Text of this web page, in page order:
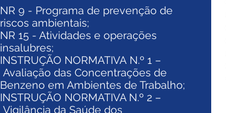
NR 9 - Programa de prevenção de
riscos ambientais;​
NR 15 - Atividades e operações
insalubres;​
INSTRUÇÃO NORMATIVA N.º 1 –
Avaliação das Concentrações de
Benzeno em Ambientes de Trabalho;​
INSTRUÇÃO NORMATIVA N.º 2 –
Vigilância da Saúde dos